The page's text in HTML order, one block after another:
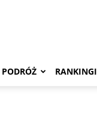
PODRÓŻ RANKINGI